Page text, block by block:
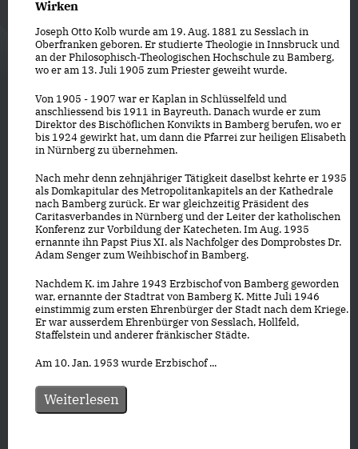
Wirken
Joseph Otto Kolb wurde am 19. Aug. 1881 zu Sesslach in
Oberfranken geboren. Er studierte Theologie in Innsbruck und
an der Philosophisch-Theologischen Hochschule zu Bamberg,
wo er am 13. Juli 1905 zum Priester geweiht wurde.
Von 1905 - 1907 war er Kaplan in Schlüsselfeld und
anschliessend bis 1911 in Bayreuth. Danach wurde er zum
Direktor des Bischöflichen Konvikts in Bamberg berufen, wo er
bis 1924 gewirkt hat, um dann die Pfarrei zur heiligen Elisabeth
in Nürnberg zu übernehmen.
Nach mehr denn zehnjähriger Tätigkeit daselbst kehrte er 1935
als Domkapitular des Metropolitankapitels an der Kathedrale
nach Bamberg zurück. Er war gleichzeitig Präsident des
Caritasverbandes in Nürnberg und der Leiter der katholischen
Konferenz zur Vorbildung der Katecheten. Im Aug. 1935
ernannte ihn Papst Pius XI. als Nachfolger des Domprobstes Dr.
Adam Senger zum Weihbischof in Bamberg.
Nachdem K. im Jahre 1943 Erzbischof von Bamberg geworden
war, ernannte der Stadtrat von Bamberg K. Mitte Juli 1946
einstimmig zum ersten Ehrenbürger der Stadt nach dem Kriege.
Er war ausserdem Ehrenbürger von Sesslach, Hollfeld,
Staffelstein und anderer fränkischer Städte.
Am 10. Jan. 1953 wurde Erzbischof ...
Weiterlesen